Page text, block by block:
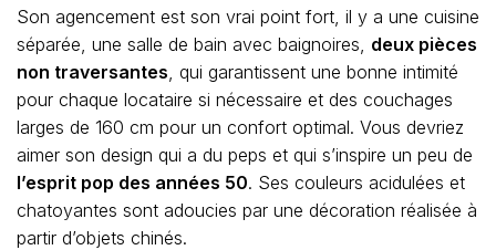
Son agencement est son vrai point fort, il y a une cuisine
séparée, une salle de bain avec baignoires, deux pièces
non traversantes, qui garantissent une bonne intimité
pour chaque locataire si nécessaire et des couchages
larges de 160 cm pour un confort optimal. Vous devriez
aimer son design qui a du peps et qui s’inspire un peu de
l’esprit pop des années 50. Ses couleurs acidulées et
chatoyantes sont adoucies par une décoration réalisée à
partir d’objets chinés.